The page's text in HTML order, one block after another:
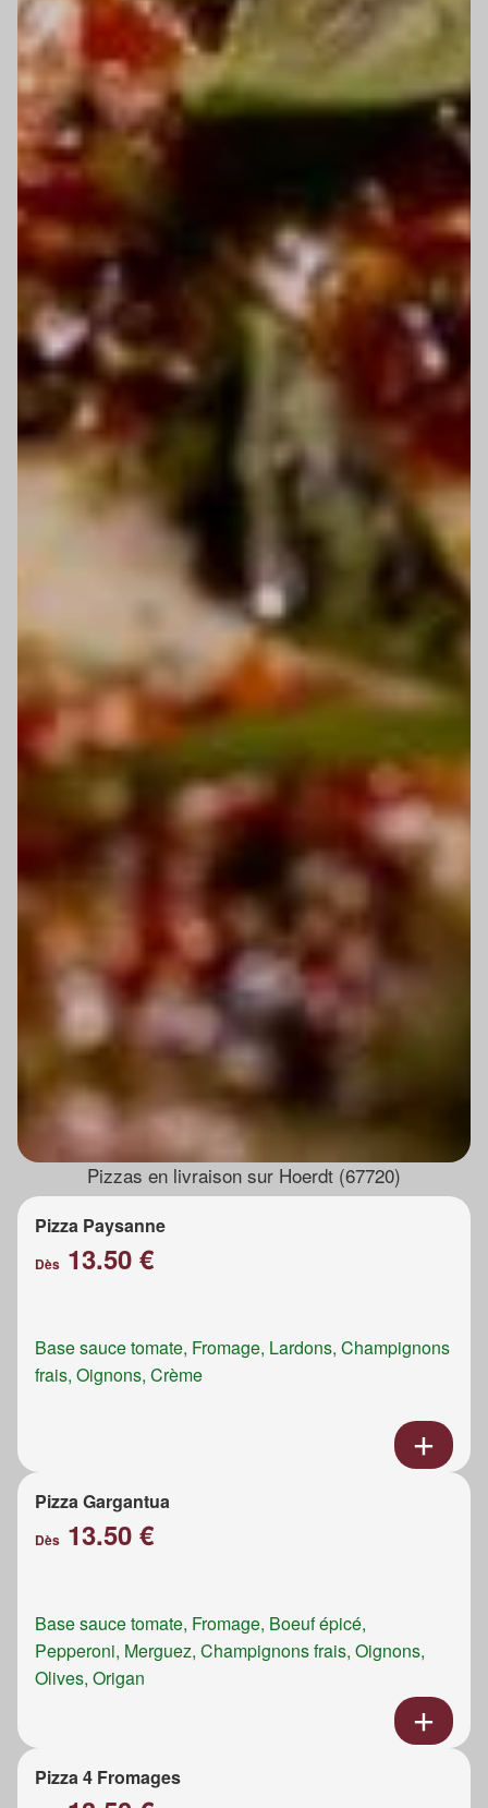
Pizzas en livraison sur Hoerdt (67720)
Pizza Paysanne
Dès 13.50 €
Base sauce tomate, Fromage, Lardons, Champignons
frais, Oignons, Crème
Pizza Gargantua
Dès 13.50 €
Base sauce tomate, Fromage, Boeuf épicé,
Pepperoni, Merguez, Champignons frais, Oignons,
Olives, Origan
Pizza 4 Fromages